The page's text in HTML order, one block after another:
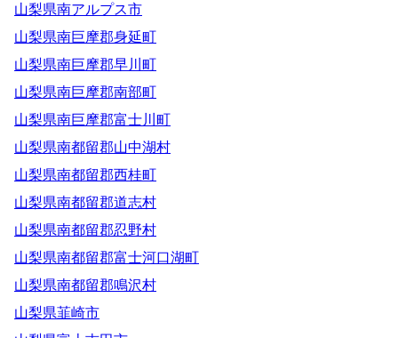
山梨県南アルプス市
山梨県南巨摩郡身延町
山梨県南巨摩郡早川町
山梨県南巨摩郡南部町
山梨県南巨摩郡富士川町
山梨県南都留郡山中湖村
山梨県南都留郡西桂町
山梨県南都留郡道志村
山梨県南都留郡忍野村
山梨県南都留郡富士河口湖町
山梨県南都留郡鳴沢村
山梨県韮崎市